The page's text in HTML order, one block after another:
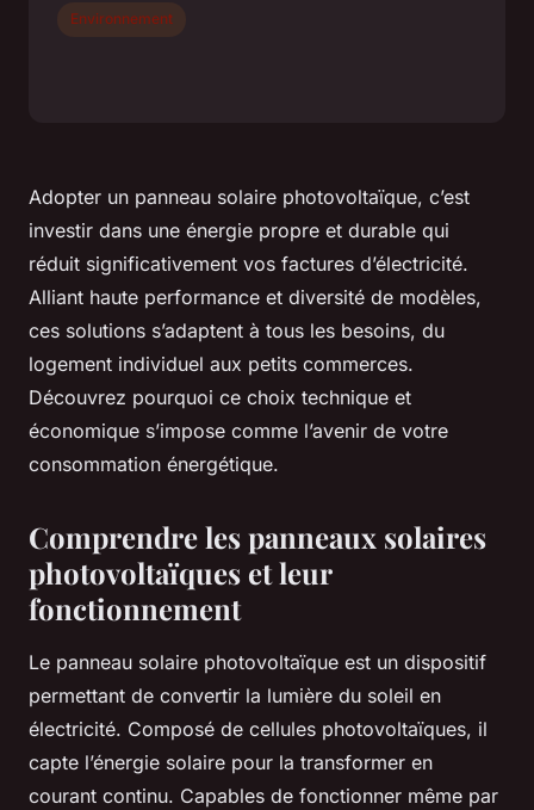
Adopter un panneau solaire photovoltaïque, c’est
investir dans une énergie propre et durable qui
réduit significativement vos factures d’électricité.
Alliant haute performance et diversité de modèles,
ces solutions s’adaptent à tous les besoins, du
logement individuel aux petits commerces.
Découvrez pourquoi ce choix technique et
économique s’impose comme l’avenir de votre
consommation énergétique.
Comprendre les panneaux solaires
photovoltaïques et leur
fonctionnement
Le panneau solaire photovoltaïque est un dispositif
permettant de convertir la lumière du soleil en
électricité. Composé de cellules photovoltaïques, il
capte l’énergie solaire pour la transformer en
courant continu. Capables de fonctionner même par
Environnement